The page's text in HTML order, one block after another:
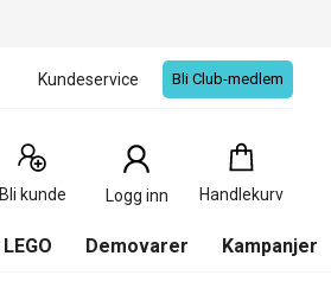
Kundeservice Bli Club-medlem
Bli kunde Logg inn Handlekurv
Handlekurv
0
Produkter
LEGO Demovarer Kampanjer